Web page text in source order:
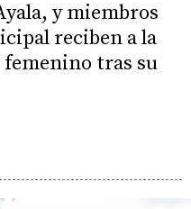
y miembros
reciben a la
tras su